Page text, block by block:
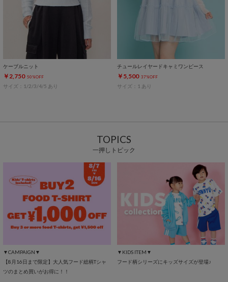
ケーブルニット
￥2,750 50%OFF
サイズ：1/2/3/4/5 あり
チュールレイヤードキャミワンピース
￥5,500 37%OFF
サイズ：1 あり
TOPICS
一押しトピック
▼CAMPAIGN▼
【8月16日まで限定】大人気フード総柄Tシャ
ツのまとめ買いがお得に！！
▼KIDS ITEM▼
フード柄シリーズにキッズサイズが登場♪